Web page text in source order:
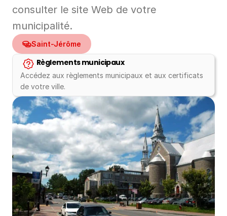
consulter le site Web de votre
municipalité.
Saint-Jérôme
Règlements municipaux
Accédez aux règlements municipaux et aux certificats
de votre ville.